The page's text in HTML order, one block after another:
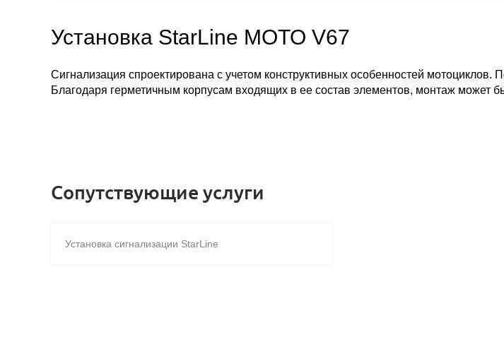
Установка StarLine MOTO V67
Сигнализация спроектирована с учетом конструктивных особенностей
Благодаря герметичным корпусам входящих в ее состав элементов, монтаж может
Сопутствующие услуги
Установка сигнализации StarLine